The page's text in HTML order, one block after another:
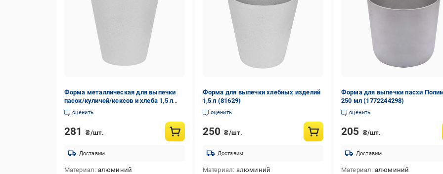
Форма металлическая для выпечки
пасок/куличей/кексов и хлеба 1,5 л
(1561541648)
оценить
281 ₴/шт.
Доставим
Материал алюминий
Форма для выпечки хлебных изделий
1,5 л (81629)
оценить
250 ₴/шт.
Доставим
Материал алюминий
Форма для выпечки пасхи
250 мл (1772244298)
оценить
205 ₴/шт.
Доставим
Материал алюминий